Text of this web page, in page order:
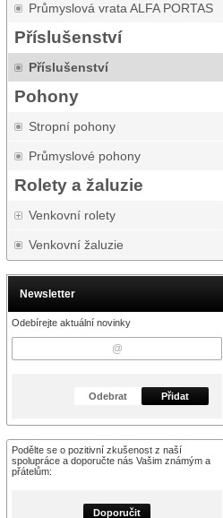
Průmyslová vrata ALFA PORTAS
Příslušenství
Příslušenství
Pohony
Stropní pohony
Průmyslové pohony
Rolety a žaluzie
Venkovní rolety
Venkovní žaluzie
Newsletter
Odebírejte aktuální novinky
Odebrat Přidat
Podělte se o pozitivní zkušenost z naší
spolupráce a doporučte nás Vašim známým a
přátelům:
Doporučit